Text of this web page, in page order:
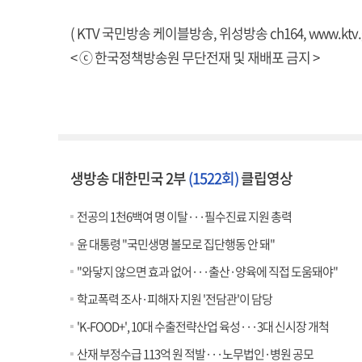
( KTV 국민방송 케이블방송, 위성방송 ch164,
< ⓒ 한국정책방송원 무단전재 및 재배포 금지 >
생방송 대한민국 2부(1522회)클립영상
전공의 1천6백여 명 이탈···필수진료 지원 총력
윤 대통령 "국민생명 볼모로 집단행동 안 돼"
"와닿지 않으면 효과 없어···출산·양육에 직접 도움돼야"
학교폭력 조사·피해자 지원 '전담관'이 담당
'K-FOOD+', 10대 수출전략산업 육성···3대 신시장 개척
산재 부정수급 113억 원 적발···노무법인·병원 공모